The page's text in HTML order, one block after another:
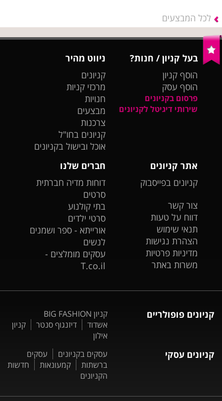
לכל המבצעים
בעל קניון / חנות?
הוסף קניון
הוסף עסק
פרסום בקניונים
שירותי דיגיטל לקניונים
ניווט מהיר
קניונים
מרכזי קניות
חנויות
מבצעים
צרכנות
קניונים בחו"ל
אוכל ובישול בקניונים
אתר קניונים
קניונים בפייסבוק
צור קשר
דווח על טעות
תנאי שימוש
הצהרת נגישות
מדיניות פרטיות
משרות באתר
חברים שלנו
דוחות מדיה חברתית
סרטים
בתי קולנוע
סרטי ילדים
אורייתא - ספר ושמנים
לנשים
עסקים מומלצים -
T.co.il
קניונים פופולריים
קניון BIG FASHION
אשדוד
דיזנגוף סנטר
קניון
אילון
קניונים עסקי עסקים בקניונים
עסקים
ברשתות
קמעונאות
חדשות
הקניונים